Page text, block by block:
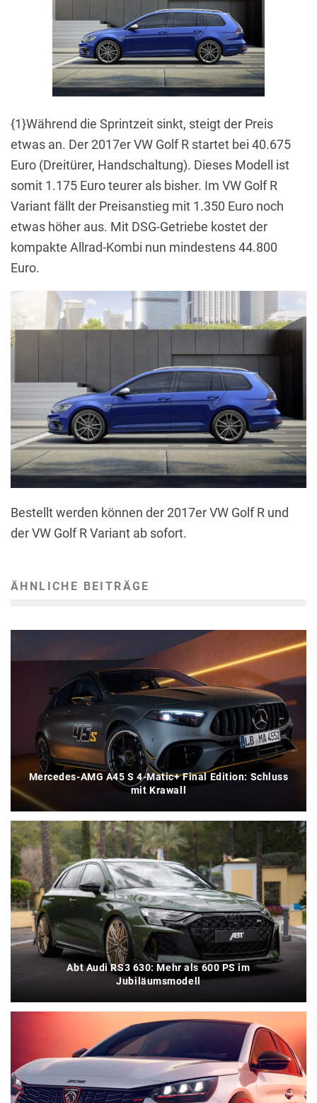
{1}Während die Sprintzeit sinkt, steigt der Preis
etwas an. Der 2017er VW Golf R startet bei 40.675
Euro (Dreitürer, Handschaltung). Dieses Modell ist
somit 1.175 Euro teurer als bisher. Im VW Golf R
Variant fällt der Preisanstieg mit 1.350 Euro noch
etwas höher aus. Mit DSG-Getriebe kostet der
kompakte Allrad-Kombi nun mindestens 44.800
Euro.
Bestellt werden können der 2017er VW Golf R und
der VW Golf R Variant ab sofort.
ÄHNLICHE BEITRÄGE
Mercedes-AMG A45 S 4-Matic+ Final Edition: Schluss
mit Krawall
Abt Audi RS3 630: Mehr als 600 PS im
Jubiläumsmodell